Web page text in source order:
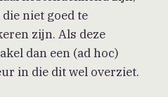
niet goed te
zijn. Als deze
dan een (ad hoc)
in die dit wel overziet.